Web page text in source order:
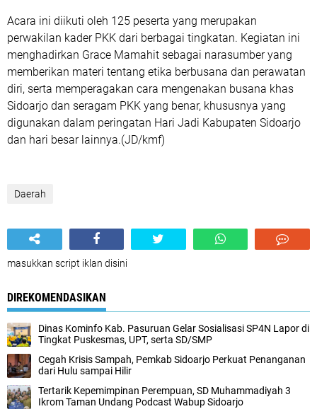
Acara ini diikuti oleh 125 peserta yang merupakan
perwakilan kader PKK dari berbagai tingkatan. Kegiatan ini
menghadirkan Grace Mamahit sebagai narasumber yang
memberikan materi tentang etika berbusana dan perawatan
diri, serta memperagakan cara mengenakan busana khas
Sidoarjo dan seragam PKK yang benar, khususnya yang
digunakan dalam peringatan Hari Jadi Kabupaten Sidoarjo
dan hari besar lainnya.(JD/kmf)
Daerah
masukkan script iklan disini
DIREKOMENDASIKAN
Dinas Kominfo Kab. Pasuruan Gelar Sosialisasi SP4N Lapor di
Tingkat Puskesmas, UPT, serta SD/SMP
Cegah Krisis Sampah, Pemkab Sidoarjo Perkuat Penanganan
dari Hulu sampai Hilir
Tertarik Kepemimpinan Perempuan, SD Muhammadiyah 3
Ikrom Taman Undang Podcast Wabup Sidoarjo